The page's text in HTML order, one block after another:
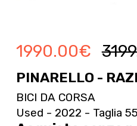
1990.00€
PINARELLO -
BICI DA CORSA
Used - 2022 - Taglia 55